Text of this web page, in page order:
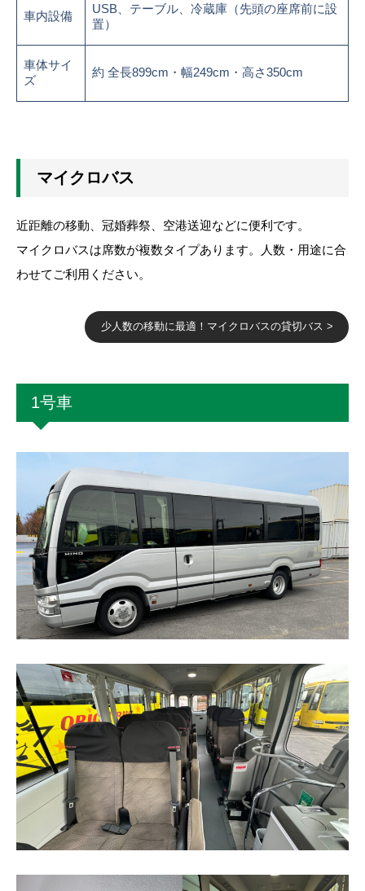
車内設備
USB、テーブル、冷蔵庫（先頭の座席前に設
置）
車体サイ
ズ
約 全長899cm・幅249cm・高さ350cm
マイクロバス
近距離の移動、冠婚葬祭、空港送迎などに便利です。
マイクロバスは席数が複数タイプあります。人数・用途に合
わせてご利用ください。
少人数の移動に最適！マイクロバスの貸切バス >
1号車